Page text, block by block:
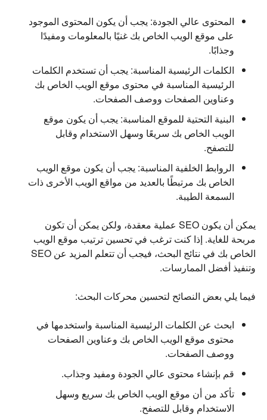
المحتوى عالي الجودة: يجب أن يكون المحتوى الموجود
على موقع الويب الخاص بك غنيًا بالمعلومات ومفيدًا
وجذابًا.
الكلمات الرئيسية المناسبة: يجب أن تستخدم الكلمات
الرئيسية المناسبة في محتوى موقع الويب الخاص بك
وعناوين الصفحات ووصف الصفحات.
البنية التحتية للموقع المناسبة: يجب أن يكون موقع
الويب الخاص بك سريعًا وسهل الاستخدام وقابل
للتصفح.
الروابط الخلفية المناسبة: يجب أن يكون موقع الويب
الخاص بك مرتبطًا بالعديد من مواقع الويب الأخرى ذات
السمعة الطيبة.
يمكن أن يكون SEO عملية معقدة، ولكن يمكن أن تكون
مربحة للغاية. إذا كنت ترغب في تحسين ترتيب موقع الويب
الخاص بك في نتائج البحث، فيجب أن تتعلم المزيد عن SEO
وتنفيذ أفضل الممارسات.
فيما يلي بعض النصائح لتحسين محركات البحث:
ابحث عن الكلمات الرئيسية المناسبة واستخدمها في
محتوى موقع الويب الخاص بك وعناوين الصفحات
ووصف الصفحات.
قم بإنشاء محتوى عالي الجودة ومفيد وجذاب.
تأكد من أن موقع الويب الخاص بك سريع وسهل
الاستخدام وقابل للتصفح.